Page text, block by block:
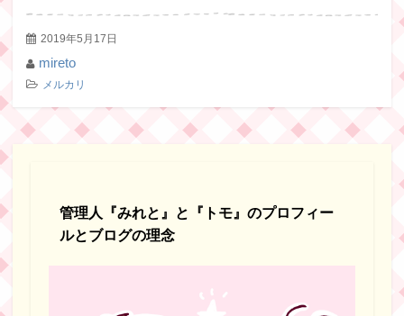
2019年5月17日
mireto
メルカリ
管理人『みれと』と『トモ』のプロフィー
ルとブログの理念